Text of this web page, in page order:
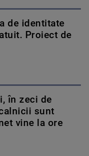
de identitate
Proiect de
în zeci de
sunt
vine la ore